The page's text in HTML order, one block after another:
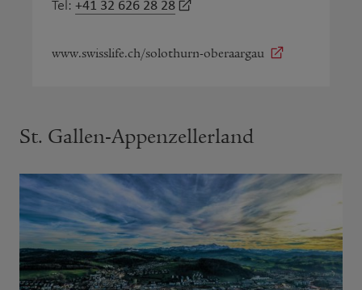
Tel: +41 32 626 28 28
www.swisslife.ch/solothurn-oberaargau
St. Gallen-Appenzellerland